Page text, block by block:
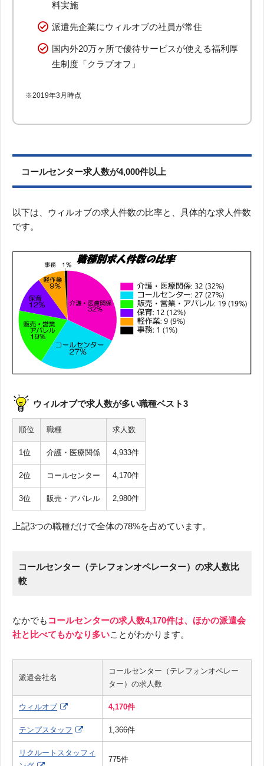
料実施
派遣先企業にウィルオブの社員が常住
国内外20万ヶ所で優待サービスが使える福利厚
生制度「クラブオフ」
※2019年3月時点
コールセンター求人数が4,000件以上
以下は、ウィルオブの求人件数の比率と、具体的な求人件数
です。
ウィルオブで求人数が多い職種ベスト3
順位 職種 求人数
1位 介護・医療関係 4,933件
2位 コールセンター 4,170件
3位 販売・アパレル 2,980件
上記3つの職種だけで全体の78%を占めています。
コールセンター（テレフォンオペレーター）の求人数比
較
なかでも コールセンターの求人数4,170件は、ほかの派遣会
社と比べてもかなり多いことがわかります。
派遣会社名
コールセンター（テレフォンオペレー
ター）の求人数
ウィルオブ 4,170件
テンプスタッフ 1,366件
リクルートスタッフィ
775件